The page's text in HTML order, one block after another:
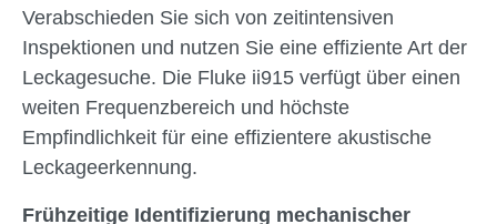
Verabschieden Sie sich von zeitintensiven
Inspektionen und nutzen Sie eine effiziente Art der
Leckagesuche. Die Fluke ii915 verfügt über einen
weiten Frequenzbereich und höchste
Empfindlichkeit für eine effizientere akustische
Leckageerkennung.
Frühzeitige Identifizierung mechanischer